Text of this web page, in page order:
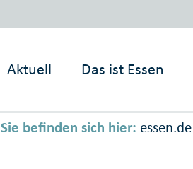
Aktuell Das ist Essen
Sie befinden sich hier: essen.de